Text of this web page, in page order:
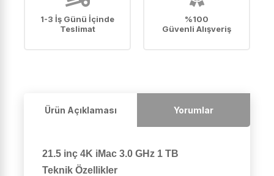
1-3 İş Günü İçinde
Teslimat
%100
Güvenli Alışveriş
Ürün Açıklaması Yorumlar
21.5 inç 4K iMac 3.0 GHz 1 TB
Teknik Özellikler